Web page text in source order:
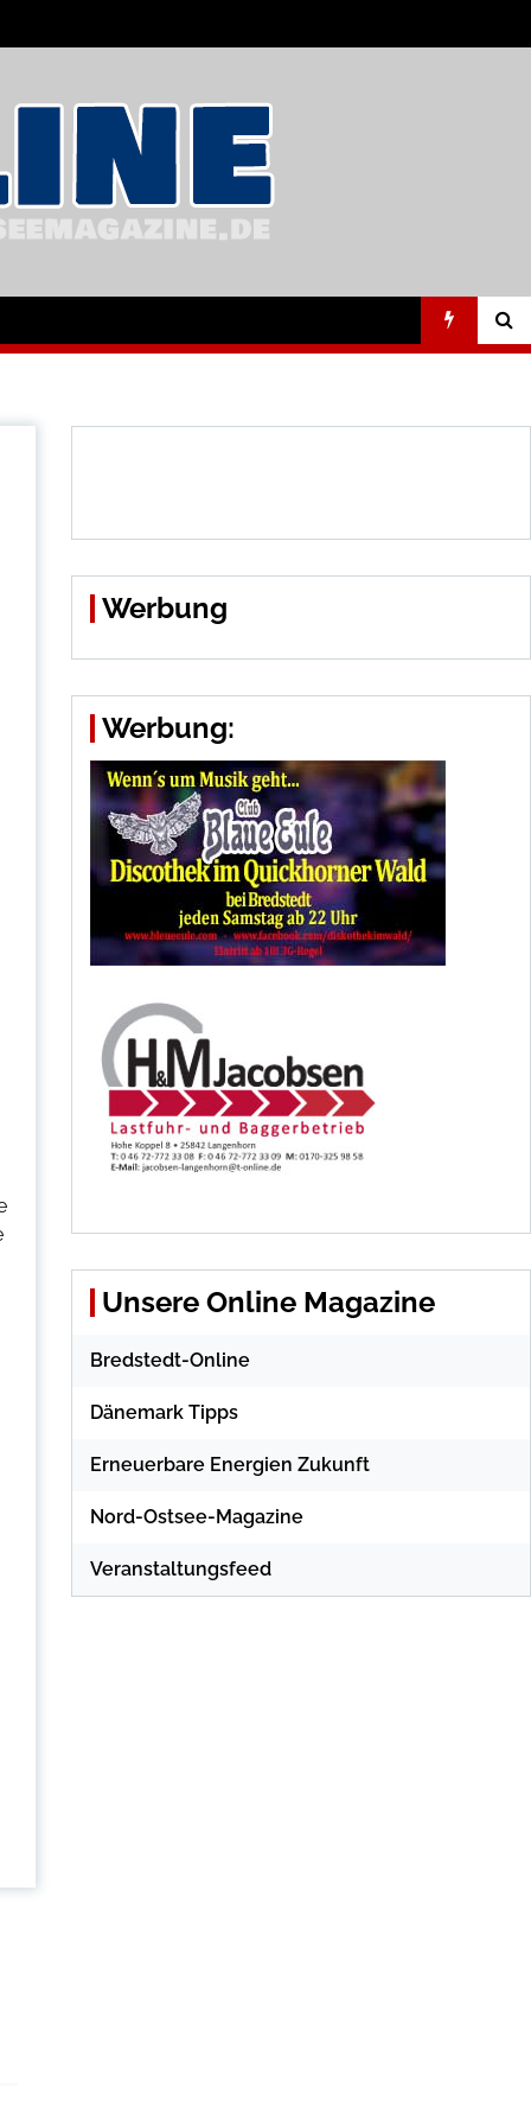
Werbung
Werbung:
Unsere Online Magazine
Bredstedt-Online
Dänemark Tipps
Erneuerbare Energien Zukunft
Nord-Ostsee-Magazine
Veranstaltungsfeed